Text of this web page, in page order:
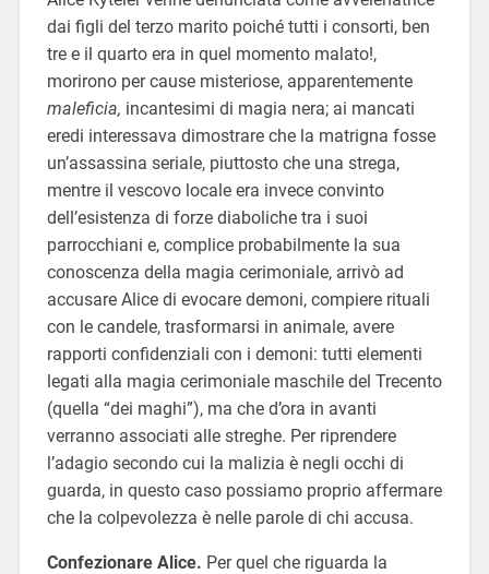
dai figli del terzo marito poiché tutti i consorti, ben
tre e il quarto era in quel momento malato!,
morirono per cause misteriose, apparentemente
maleficia, incantesimi di magia nera; ai mancati
eredi interessava dimostrare che la matrigna fosse
un’assassina seriale, piuttosto che una strega,
mentre il vescovo locale era invece convinto
dell’esistenza di forze diaboliche tra i suoi
parrocchiani e, complice probabilmente la sua
conoscenza della magia cerimoniale, arrivò ad
accusare Alice di evocare demoni, compiere rituali
con le candele, trasformarsi in animale, avere
rapporti confidenziali con i demoni: tutti elementi
legati alla magia cerimoniale maschile del Trecento
(quella “dei maghi”), ma che d’ora in avanti
verranno associati alle streghe. Per riprendere
l’adagio secondo cui la malizia è negli occhi di
guarda, in questo caso possiamo proprio affermare
che la colpevolezza è nelle parole di chi accusa.
Confezionare Alice. Per quel che riguarda la